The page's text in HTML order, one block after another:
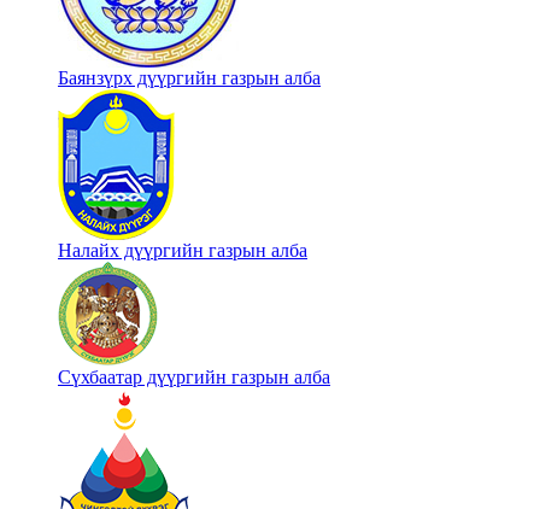
Баянзүрх дүүргийн газрын алба
Налайх дүүргийн газрын алба
Сүхбаатар дүүргийн газрын алба